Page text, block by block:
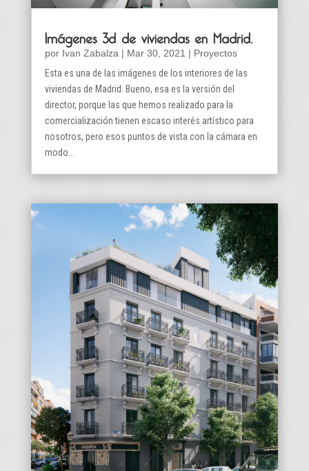
Imágenes 3d de viviendas en Madrid.
por Ivan Zabalza| Mar 30, 2021 | Proyectos
Esta es una de las imágenes de los interiores de las
viviendas de Madrid. Bueno, esa es la versión del
director, porque las que hemos realizado para la
comercialización tienen escaso interés artístico para
nosotros, pero esos puntos de vista con la cámara en
modo...